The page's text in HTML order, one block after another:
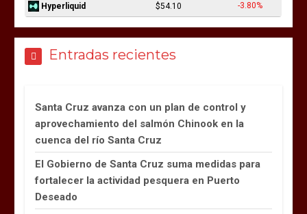
Hyperliquid $54.10 -3.80%
Entradas recientes
Santa Cruz avanza con un plan de control y
aprovechamiento del salmón Chinook en la
cuenca del río Santa Cruz
El Gobierno de Santa Cruz suma medidas para
fortalecer la actividad pesquera en Puerto
Deseado